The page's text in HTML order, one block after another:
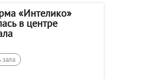
«Интелико»
в центре